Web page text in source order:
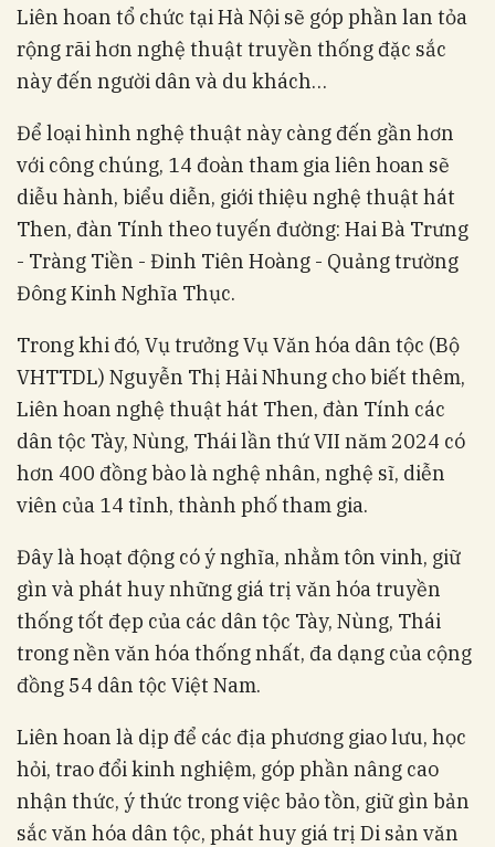
Liên hoan tổ chức tại Hà Nội sẽ góp phần lan tỏa
rộng rãi hơn nghệ thuật truyền thống đặc sắc
này đến người dân và du khách…
Để loại hình nghệ thuật này càng đến gần hơn
với công chúng, 14 đoàn tham gia liên hoan sẽ
diễu hành, biểu diễn, giới thiệu nghệ thuật hát
Then, đàn Tính theo tuyến đường: Hai Bà Trưng
- Tràng Tiền - Đinh Tiên Hoàng - Quảng trường
Đông Kinh Nghĩa Thục.
Trong khi đó, Vụ trưởng Vụ Văn hóa dân tộc (Bộ
VHTTDL) Nguyễn Thị Hải Nhung cho biết thêm,
Liên hoan nghệ thuật hát Then, đàn Tính các
dân tộc Tày, Nùng, Thái lần thứ VII năm 2024 có
hơn 400 đồng bào là nghệ nhân, nghệ sĩ, diễn
viên của 14 tỉnh, thành phố tham gia.
Đây là hoạt động có ý nghĩa, nhằm tôn vinh, giữ
gìn và phát huy những giá trị văn hóa truyền
thống tốt đẹp của các dân tộc Tày, Nùng, Thái
trong nền văn hóa thống nhất, đa dạng của cộng
đồng 54 dân tộc Việt Nam.
Liên hoan là dịp để các địa phương giao lưu, học
hỏi, trao đổi kinh nghiệm, góp phần nâng cao
nhận thức, ý thức trong việc bảo tồn, giữ gìn bản
sắc văn hóa dân tộc, phát huy giá trị Di sản văn